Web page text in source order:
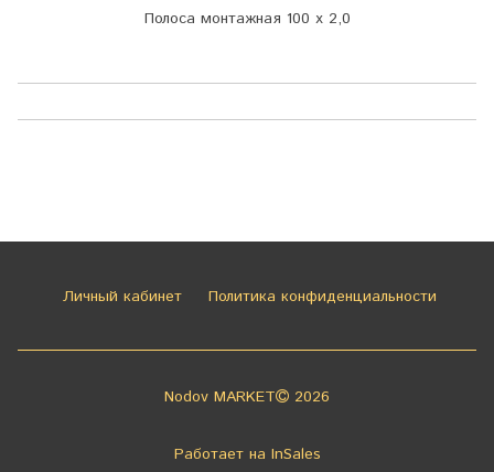
Полоса монтажная 100 х 2,0
Личный кабинет Политика конфиденциальности
Nodov MARKET 2026
Работает на InSales